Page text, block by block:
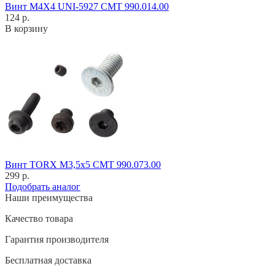
Винт M4X4 UNI-5927 CMT 990.014.00
124 р.
В корзину
Винт TORX M3,5x5 CMT 990.073.00
299 р.
Подобрать аналог
Наши преимущества
Качество товара
Гарантия производителя
Бесплатная доставка